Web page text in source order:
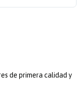
de primera calidad y